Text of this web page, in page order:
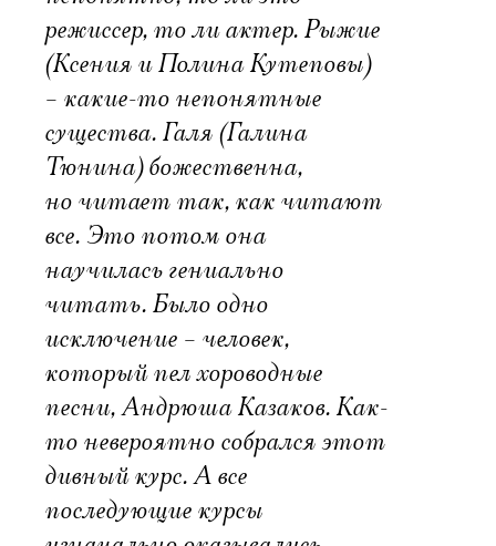
режиссер, то ли актер. Рыжие
(Ксения и Полина Кутеповы)
– какие-то непонятные
существа. Галя (Галина
Тюнина) божественна,
но читает так, как читают
все. Это потом она
научилась гениально
читать. Было одно
исключение – человек,
который пел хороводные
песни, Андрюша Казаков. Как-
то невероятно собрался этот
дивный курс. А все
последующие курсы